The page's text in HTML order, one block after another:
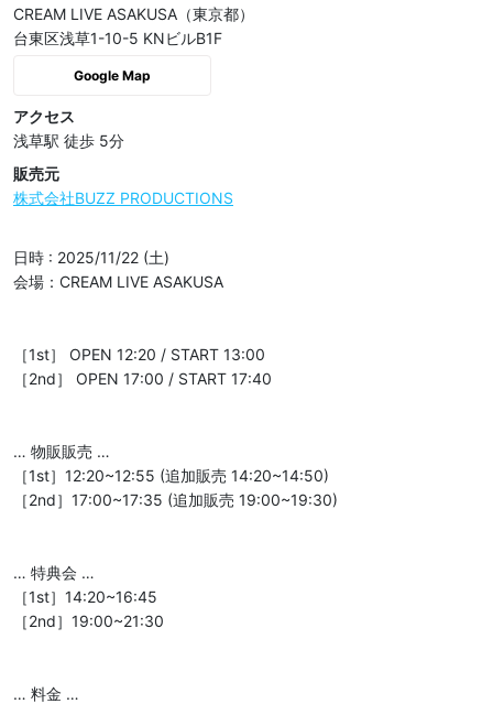
CREAM LIVE ASAKUSA（東京都）
台東区浅草1-10-5 KNビルB1F
Google Map
アクセス
浅草駅 徒歩 5分
販売元
株式会社BUZZ PRODUCTIONS
日時 : 2025/11/22 (土)
会場：CREAM LIVE ASAKUSA
［1st］ OPEN 12:20 / START 13:00
［2nd］ OPEN 17:00 / START 17:40
… 物販販売 …
［1st］12:20~12:55 (追加販売 14:20~14:50)
［2nd］17:00~17:35 (追加販売 19:00~19:30)
… 特典会 …
［1st］14:20~16:45
［2nd］19:00~21:30
… 料金 …